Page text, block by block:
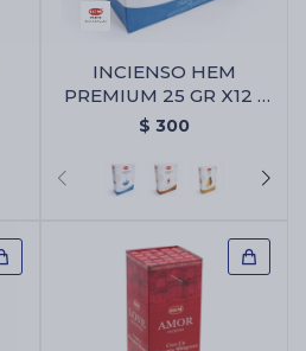
INCIENSO HEM
PREMIUM 25 GR X12 -
Agua Fresca
$ 300